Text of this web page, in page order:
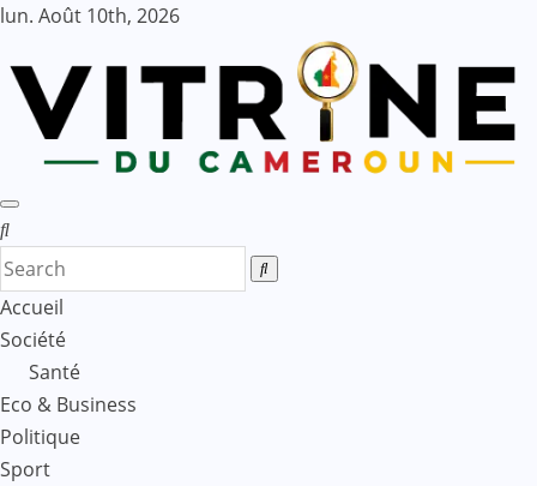
Skip
content
lun. Août 10th, 2026
Accueil
Société
Santé
Eco & Business
Politique
Sport